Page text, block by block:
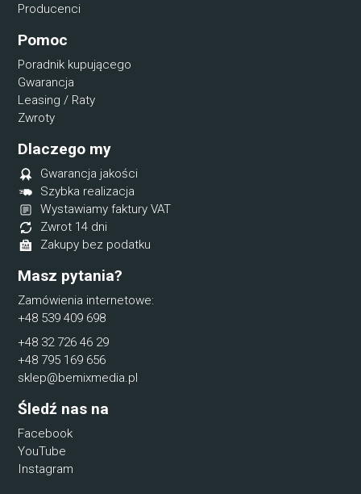
Producenci
Pomoc
Poradnik kupującego
Gwarancja
Leasing / Raty
Zwroty
Dlaczego my
Gwarancja jakości
Szybka realizacja
Wystawiamy faktury VAT
Zwrot 14 dni
Zakupy bez podatku
Masz pytania?
Zamówienia internetowe:
+48 539 409 698
+48 32 726 46 29
+48 795 169 656
sklep@bemixmedia.pl
Śledź nas na
Facebook
YouTube
Instagram